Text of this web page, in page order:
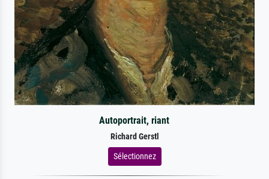
Autoportrait, riant
Richard Gerstl
Sélectionnez